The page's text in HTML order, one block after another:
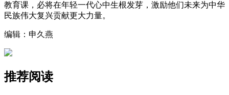
教育课，必将在年轻一代心中生根发芽，激励他们未来为中华
民族伟大复兴贡献更大力量。
编辑：申久燕
推荐阅读